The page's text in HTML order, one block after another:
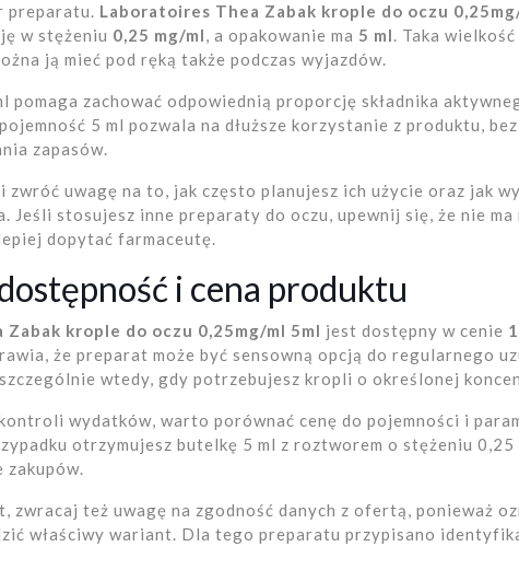
preparatu. Laboratoires Thea Zabak krople do oczu
w stężeniu 0,25 mg/ml, a opakowanie ma 5 ml. Taka
ją mieć pod ręką także podczas wyjazdów.
pomaga zachować odpowiednią proporcję składnika
5 ml pozwala na dłuższe korzystanie z produktu,
zapasów.
zwróć uwagę na to, jak często planujesz ich użycie oraz jak
Jeśli stosujesz inne preparaty do oczu, upewnij się, że nie ma
dopytać farmaceutę.
i cena produktu
krople do oczu 0,25mg/ml 5ml jest dostępny w cenie
że preparat może być sensowną opcją do regularnego
wtedy, gdy potrzebujesz kropli o określonej
wydatków, warto porównać cenę do pojemności i
otrzymujesz butelkę 5 ml z roztworem o stężeniu 0,25
zakupów.
zwracaj też uwagę na zgodność danych z ofertą, ponieważ
właściwy wariant. Dla tego preparatu przypisano